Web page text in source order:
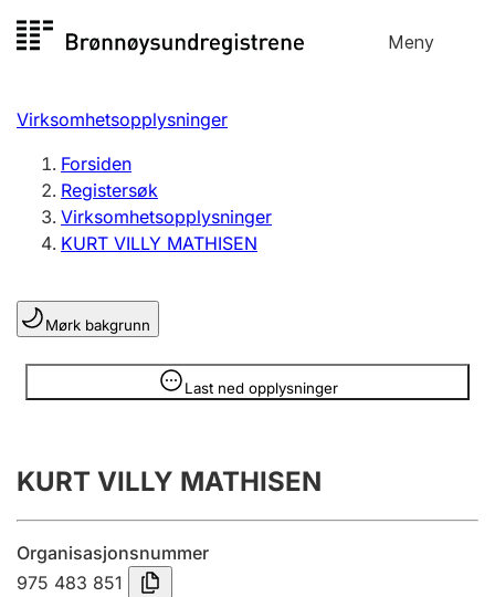
til
Meny
Registersøk
Aksjeselskap
Enkeltpersonforetak
Registrere, endre, slette
Lag og forening
Registrere, endre, slette
Innsending og forsinkelsesgebyr
Virksomhetsopplysninger
Forsiden
Registersøk
Virksomhetsopplysninger
KURT VILLY MATHISEN
Mørk bakgrunn
Last ned opplysninger
Opplysninger er skjult
KURT VILLY MATHISEN
Organisasjonsnummer
975 483 851